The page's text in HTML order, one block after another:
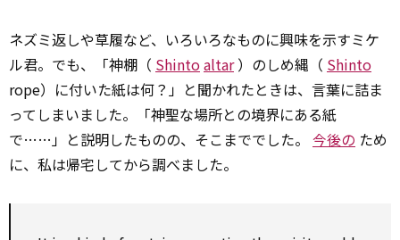
ネズミ返しや草履など、いろいろなものに興味を示すミケ
ル君。でも、「神棚（ Shintoaltar）のしめ縄（ Shinto
rope）に付いた紙は何？」と聞かれたときは、言葉に詰ま
ってしまいました。「神聖な場所との境界にある紙
で……」と説明したものの、そこまででした。 今後の ため
に、私は帰宅してから調べました。